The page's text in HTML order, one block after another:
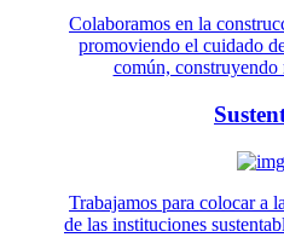
Colaboramos en la
promoviendo el cuidado
común, construyendo
Trabajamos para colocar a
de las instituciones